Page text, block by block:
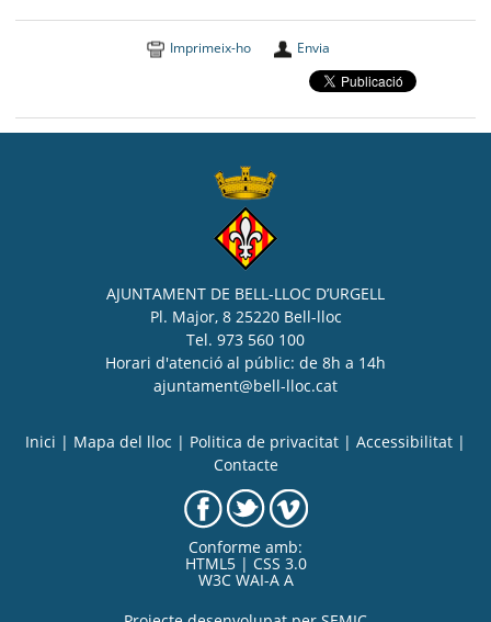
Imprimeix-ho Envia
AJUNTAMENT DE BELL-LLOC D’URGELL
Pl. Major, 8 25220 Bell-lloc
Tel. 973 560 100
Horari d'atenció al públic: de 8h a 14h
ajuntament@bell-lloc.cat
Inici | Mapa del lloc | Politica de privacitat | Accessibilitat |
Contacte
Conforme amb:
HTML5 | CSS 3.0
W3C WAI-A A